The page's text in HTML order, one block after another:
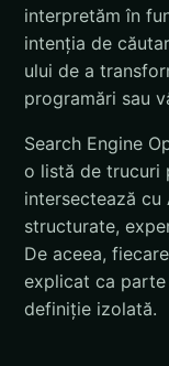
interpretăm în
intenția de
ului de a
programări sau
Search Engine
o listă de trucuri
intersectează cu
structurate,
De aceea,
explicat ca parte
definiție izolată.